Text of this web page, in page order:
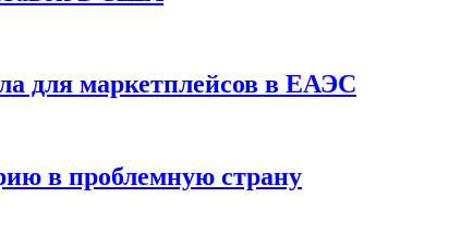
для маркетплейсов в ЕАЭС
в проблемную страну